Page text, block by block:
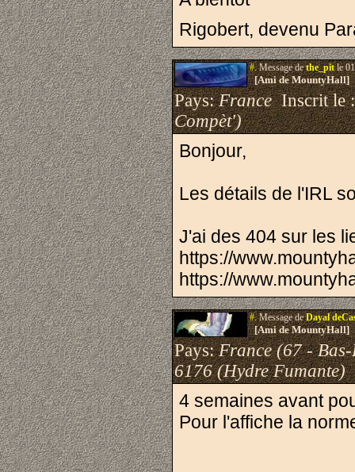
Rigobert, devenu
#.Message dethe_pitle
[Ami de MountyHall]
Pays:FranceInscrit le
Compèt')
Bonjour,
Les détails de l'IRL
J'ai des 404 sur les
https://
https://
#.Message deDayal
[Ami de MountyHall]
Pays:France (67 -
6176 (Hydre Fumante)
4 semaines avant
Pour l'affiche la